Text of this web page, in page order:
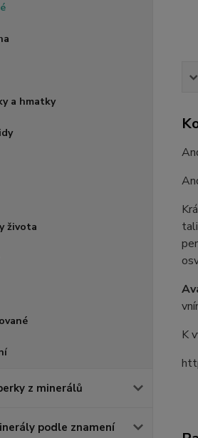
a hmatky
života
z minerálů
podle znamení
K